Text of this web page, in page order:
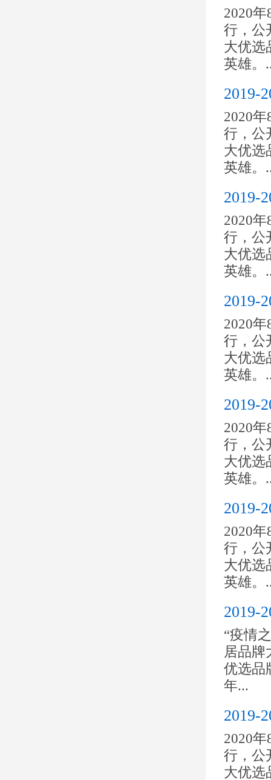
2020
行，公
大优选
英雄。
2019-
2020
行，公
大优选
英雄。
2019-
2020
行，公
大优选
英雄。
2019-
2020
行，公
大优选
英雄。
2019-
2020
行，公
大优选
英雄。
2019-
2020
行，公
大优选
英雄。
2019-
“疫情
居品牌
优选品
年...
2019-
2020
行，公
大优选